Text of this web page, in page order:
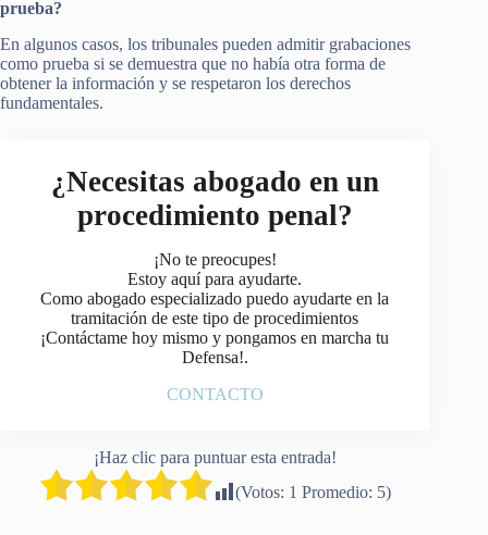
prueba?
En algunos casos, los tribunales pueden admitir grabaciones
como prueba si se demuestra que no había otra forma de
obtener la información y se respetaron los derechos
fundamentales.
¿Necesitas abogado en un
procedimiento penal?
¡No te preocupes!
Estoy aquí para ayudarte.
Como abogado especializado puedo ayudarte en la
tramitación de este tipo de procedimientos
¡Contáctame hoy mismo y pongamos en marcha tu
Defensa!.
CONTACTO
¡Haz clic para puntuar esta entrada!
(Votos: 1 Promedio: 5)